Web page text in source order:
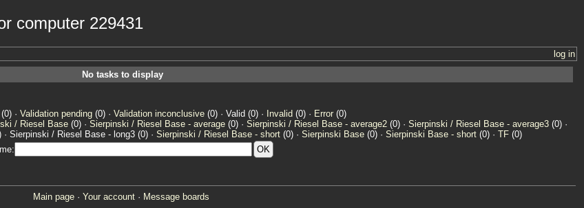
computer 229431
log in
No tasks to display
(0) · Validation pending (0) · Validation inconclusive (0) · Valid (0) · Invalid (0) · Error (0)
/ Riesel Base(0) · Sierpinski / Riesel Base - average(0) · Sierpinski / Riesel Base - average2(0) · Sierpinski / Riesel Base - average3(0) ·
Sierpinski / Riesel Base - long3 (0) · Sierpinski / Riesel Base - short(0) · Sierpinski Base(0) · Sierpinski Base - short(0) · TF(0)
Main page · Your account · Message boards